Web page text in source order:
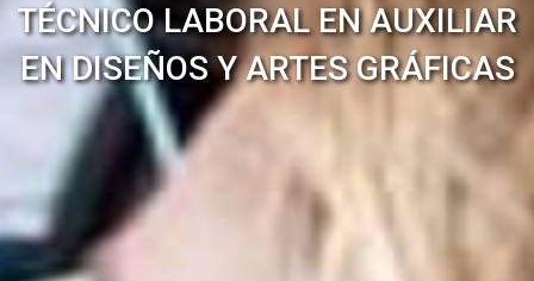
TÉCNICO LABORAL EN AUXILIAR
EN DISEÑOS Y ARTES GRÁFICAS